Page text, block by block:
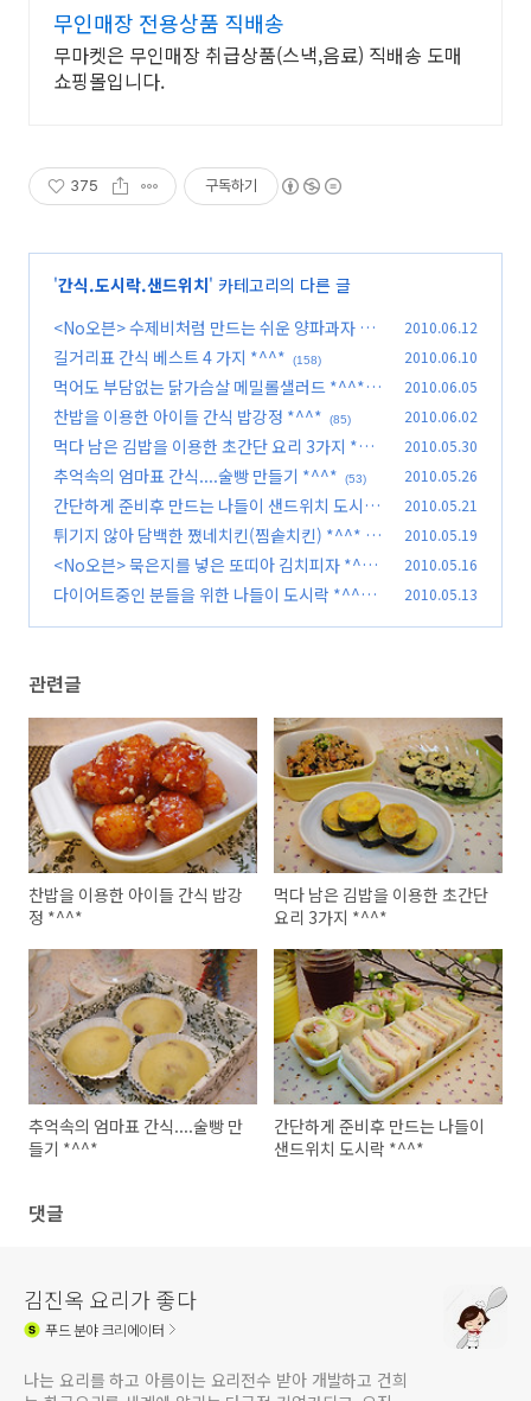
무인매장 전용상품 직배송
무마켓은 무인매장 취급상품(스낵,음료) 직배송 도매
쇼핑몰입니다.
375 구독하기
'간식.도시락.샌드위치' 카테고리의 다른 글
<No오븐> 수제비처럼 만드는 쉬운 양파과자 *^
^* (60)
2010.06.12
길거리표 간식 베스트 4 가지 *^^* (158) 2010.06.10
먹어도 부담없는 닭가슴살 메밀롤샐러드 *^^*
(8
4)
2010.06.05
찬밥을 이용한 아이들 간식 밥강정 *^^* (85) 2010.06.02
먹다 남은 김밥을 이용한 초간단 요리 3가지 *^^
*
(75)
2010.05.30
추억속의 엄마표 간식....술빵 만들기 *^^* (53) 2010.05.26
간단하게 준비후 만드는 나들이 샌드위치 도시락
*^^* (67)
2010.05.21
튀기지 않아 담백한 쪘네치킨(찜솥치킨) *^^*
(9
7)
2010.05.19
<No오븐> 묵은지를 넣은 또띠아 김치피자 *^^*
(37)
2010.05.16
다이어트중인 분들을 위한 나들이 도시락 *^^* 2010.05.13
관련글
찬밥을 이용한 아이들 간식 밥강
정 *^^*
먹다 남은 김밥을 이용한 초간단
요리 3가지 *^^*
추억속의 엄마표 간식....술빵 만
들기 *^^*
간단하게 준비후 만드는 나들이
샌드위치 도시락 *^^*
댓글
김진옥 요리가 좋다
푸드분야 크리에이터
나는 요리를 하고 아름이는 요리전수 받아 개발하고 건희